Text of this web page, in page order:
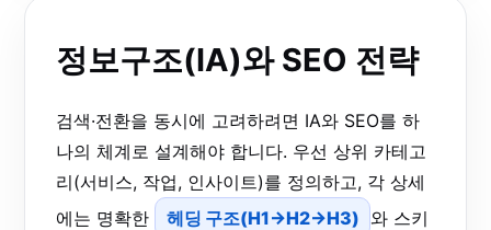
정보구조(IA)와 SEO 전략
검색·전환을 동시에 고려하려면 IA와 SEO를 하
나의 체계로 설계해야 합니다. 우선 상위 카테고
리(서비스, 작업, 인사이트)를 정의하고, 각 상세
에는 명확한
헤딩 구조(H1→H2→H3) 와 스키